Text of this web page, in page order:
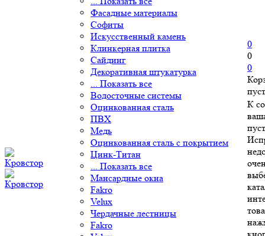
Фасадные материалы
Софиты
Искусственный камень
Клинкерная плитка
Сайдинг
Декоративная штукатурка
... Показать все
Водосточные системы
Оцинкованная сталь
ПВХ
Медь
Оцинкованная сталь с покрытием
Цинк-Титан
... Показать все
Мансардные окна
Fakro
Velux
Чердачные лестницы
Fakro
0
0
0
К